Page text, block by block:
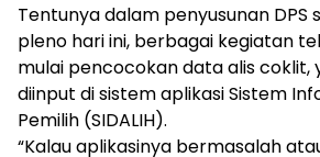
Tentunya dalam penyusunan DPS
pleno hari ini, berbagai kegiatan
mulai pencocokan data alis coklit,
diinput di sistem aplikasi Sistem
Pemilih (SIDALIH).
“Kalau aplikasinya bermasalah